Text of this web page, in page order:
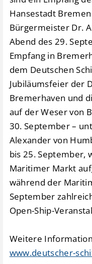
Hansestadt
Bürgermeister Dr.
Abend des 29.
Empfang in
dem Deutschen
Jubiläumsfeier der
Bremerhaven und
auf der Weser von
30. September –
Alexander von
bis 25. September,
Maritimer Markt
während der
September
Open-Ship-
Weitere
www.deutscher-